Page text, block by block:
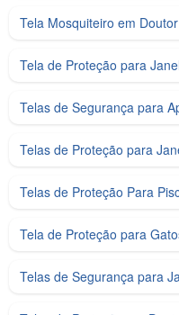
Tela Mosquiteiro em
Tela de Proteção para
Telas de Segurança para
Telas de Proteção para
Telas de Proteção Para
Tela de Proteção para
Telas de Segurança para